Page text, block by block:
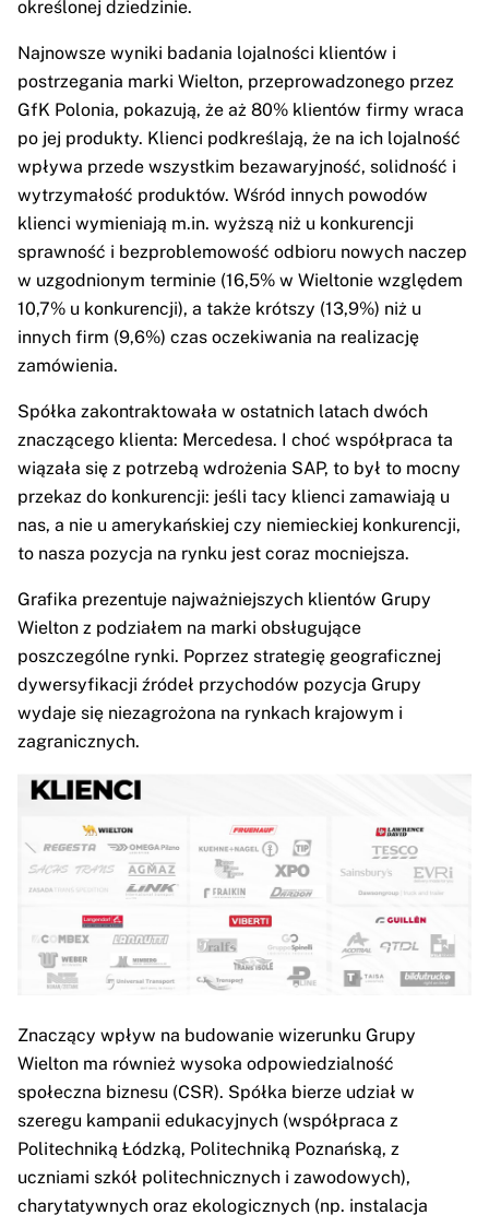
określonej dziedzinie.
Najnowsze wyniki badania lojalności klientów i
postrzegania marki Wielton, przeprowadzonego przez
GfK Polonia, pokazują, że aż 80% klientów firmy wraca
po jej produkty. Klienci podkreślają, że na ich lojalność
wpływa przede wszystkim bezawaryjność, solidność i
wytrzymałość produktów. Wśród innych powodów
klienci wymieniają m.in. wyższą niż u konkurencji
sprawność i bezproblemowość odbioru nowych naczep
w uzgodnionym terminie (16,5% w Wieltonie względem
10,7% u konkurencji), a także krótszy (13,9%) niż u
innych firm (9,6%) czas oczekiwania na realizację
zamówienia.
Spółka zakontraktowała w ostatnich latach dwóch
znaczącego klienta: Mercedesa. I choć współpraca ta
wiązała się z potrzebą wdrożenia SAP, to był to mocny
przekaz do konkurencji: jeśli tacy klienci zamawiają u
nas, a nie u amerykańskiej czy niemieckiej konkurencji,
to nasza pozycja na rynku jest coraz mocniejsza.
Grafika prezentuje najważniejszych klientów Grupy
Wielton z podziałem na marki obsługujące
poszczególne rynki. Poprzez strategię geograficznej
dywersyfikacji źródeł przychodów pozycja Grupy
wydaje się niezagrożona na rynkach krajowym i
zagranicznych.
Znaczący wpływ na budowanie wizerunku Grupy
Wielton ma również wysoka odpowiedzialność
społeczna biznesu (CSR). Spółka bierze udział w
szeregu kampanii edukacyjnych (współpraca z
Politechniką Łódzką, Politechniką Poznańską, z
uczniami szkół politechnicznych i zawodowych),
charytatywnych oraz ekologicznych (np. instalacja